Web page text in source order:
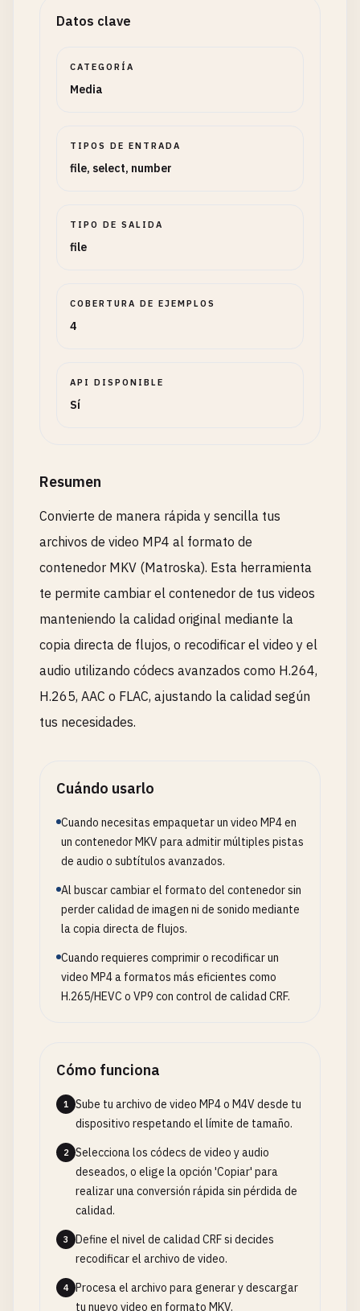
Datos clave
CATEGORÍA
Media
TIPOS DE ENTRADA
file, select, number
TIPO DE SALIDA
file
COBERTURA DE EJEMPLOS
4
API DISPONIBLE
Sí
Resumen
Convierte de manera rápida y sencilla tus
archivos de video MP4 al formato de
contenedor MKV (Matroska). Esta herramienta
te permite cambiar el contenedor de tus videos
manteniendo la calidad original mediante la
copia directa de flujos, o recodificar el video y el
audio utilizando códecs avanzados como H.264,
H.265, AAC o FLAC, ajustando la calidad según
tus necesidades.
Cuándo usarlo
Cuando necesitas empaquetar un video MP4 en
un contenedor MKV para admitir múltiples pistas
de audio o subtítulos avanzados.
Al buscar cambiar el formato del contenedor sin
perder calidad de imagen ni de sonido mediante
la copia directa de flujos.
Cuando requieres comprimir o recodificar un
video MP4 a formatos más eficientes como
H.265/HEVC o VP9 con control de calidad CRF.
Cómo funciona
1
Sube tu archivo de video MP4 o M4V desde tu
dispositivo respetando el límite de tamaño.
2
Selecciona los códecs de video y audio
deseados, o elige la opción 'Copiar' para
realizar una conversión rápida sin pérdida de
calidad.
3
Define el nivel de calidad CRF si decides
recodificar el archivo de video.
4
Procesa el archivo para generar y descargar
tu nuevo video en formato MKV.